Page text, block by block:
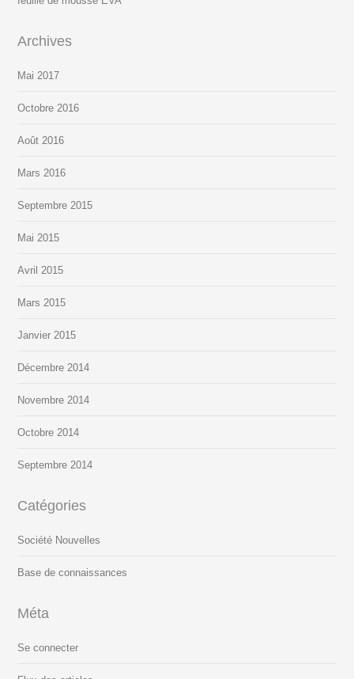
Archives
Mai 2017
Octobre 2016
Août 2016
Mars 2016
Septembre 2015
Mai 2015
Avril 2015
Mars 2015
Janvier 2015
Décembre 2014
Novembre 2014
Octobre 2014
Septembre 2014
Catégories
Société Nouvelles
Base de connaissances
Méta
Se connecter